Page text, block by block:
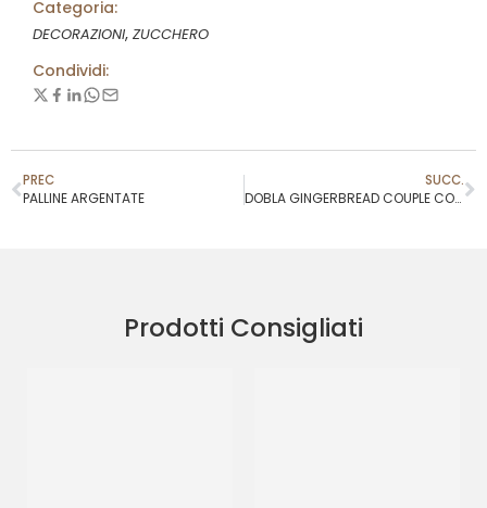
Categoria:
DECORAZIONI, ZUCCHERO
Condividi:
PREC
PALLINE ARGENTATE
SUCC.
DOBLA GINGERBREAD COUPLE COD. 77214
Prodotti Consigliati